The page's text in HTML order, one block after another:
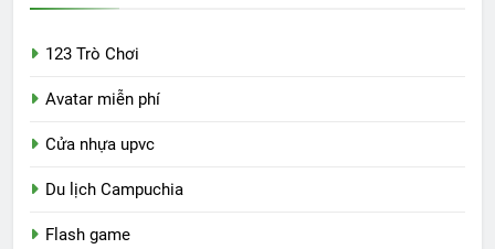
123 Trò Chơi
Avatar miễn phí
Cửa nhựa upvc
Du lịch Campuchia
Flash game